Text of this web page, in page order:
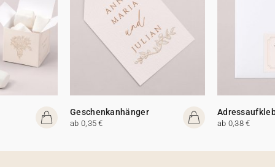
Geschenkanhänger
ab 0,35 € ab 0,38 €